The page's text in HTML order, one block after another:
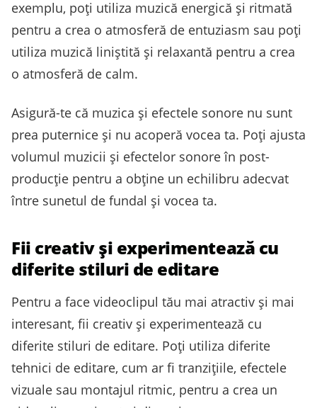
exemplu, poți utiliza muzică energică și ritmată
pentru a crea o atmosferă de entuziasm sau poți
utiliza muzică liniștită și relaxantă pentru a crea
o atmosferă de calm.
Asigură-te că muzica și efectele sonore nu sunt
prea puternice și nu acoperă vocea ta. Poți ajusta
volumul muzicii și efectelor sonore în post-
producție pentru a obține un echilibru adecvat
între sunetul de fundal și vocea ta.
Fii creativ și experimentează cu
diferite stiluri de editare
Pentru a face videoclipul tău mai atractiv și mai
interesant, fii creativ și experimentează cu
diferite stiluri de editare. Poți utiliza diferite
tehnici de editare, cum ar fi tranzițiile, efectele
vizuale sau montajul ritmic, pentru a crea un